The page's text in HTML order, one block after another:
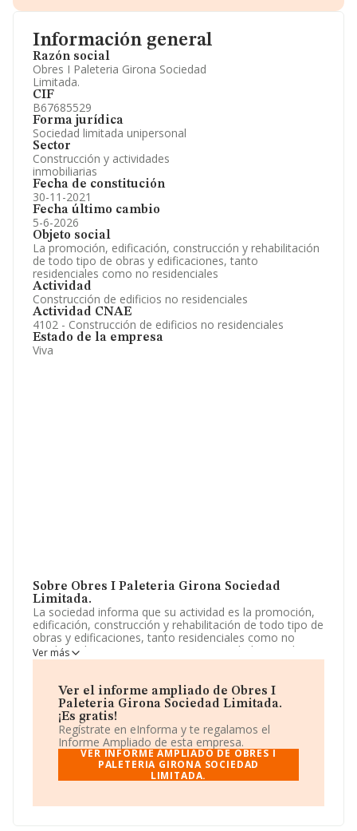
Información general
Razón social
Obres I Paleteria Girona Sociedad
Limitada.
CIF
B67685529
Forma jurídica
Sociedad limitada unipersonal
Sector
Construcción y actividades
inmobiliarias
Fecha de constitución
30-11-2021
Fecha último cambio
5-6-2026
Objeto social
La promoción, edificación, construcción y rehabilitación
de todo tipo de obras y edificaciones, tanto
residenciales como no residenciales
Actividad
Construcción de edificios no residenciales
Actividad CNAE
4102 - Construcción de edificios no residenciales
Estado de la empresa
Viva
Sobre Obres I Paleteria Girona Sociedad
Limitada.
La sociedad informa que su actividad es la promoción,
edificación, construcción y rehabilitación de todo tipo de
obras y edificaciones, tanto residenciales como no
residenciales. La empresa es una Sociedad Limitada.
Clasifica su actividad CNAE como '%cnae%', código
exteriores.
Según la Recomendación 2003/361/CE de la Comisión,
de 6 de mayo de 2003, sobre la definición de
microempresas, pequeñas y medianas empresas, la
compañía entra en la categoría de empresas pequeñas.
Ha habido un descenso en cuanto al número de
empleados y teniendo en cuenta la información
empleados por encima de la media de sector.
Ver más
Ver el informe ampliado de Obres I
Paleteria Girona Sociedad Limitada.
¡Es gratis!
Regístrate en eInforma y te regalamos el
Informe Ampliado de esta empresa.
VER INFORME AMPLIADO DE OBRES I
PALETERIA GIRONA SOCIEDAD
LIMITADA.
Información oficial y registral complementaria.